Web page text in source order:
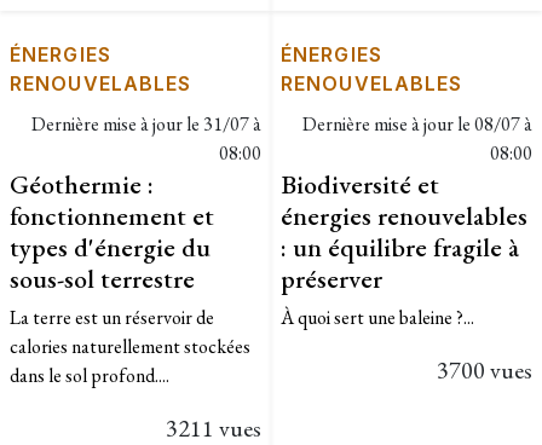
ÉNERGIES
RENOUVELABLES
Dernière mise à jour le 31/07 à
08:00
Géothermie :
fonctionnement et
types d'énergie du
sous-sol terrestre
La terre est un réservoir de
calories naturellement stockées
dans le sol profond....
3211 vues
ÉNERGIES
RENOUVELABLES
Dernière mise à jour le08/07 à
08:00
Biodiversité et
énergies renouvelables
: un équilibre fragile à
préserver
À quoi sert une baleine ?...
3700 vues